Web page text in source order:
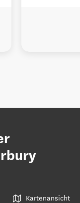
Kartenansicht